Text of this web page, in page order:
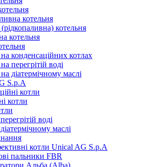
котельня
котельня
котельня
конденсаційних котлах
перегрітій воді
діатермічному маслі
S.p.A
котли
котли
воді
маслі
котли Unical AG S.p.A
пальники FBR
Альба (Alba)